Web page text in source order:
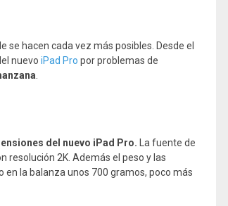
se hacen cada vez más posibles. Desde el
nuevo iPad Pro por problemas de
del nuevo iPad Pro.
La fuente de
resolución 2K. Además el peso y las
la balanza unos 700 gramos, poco más